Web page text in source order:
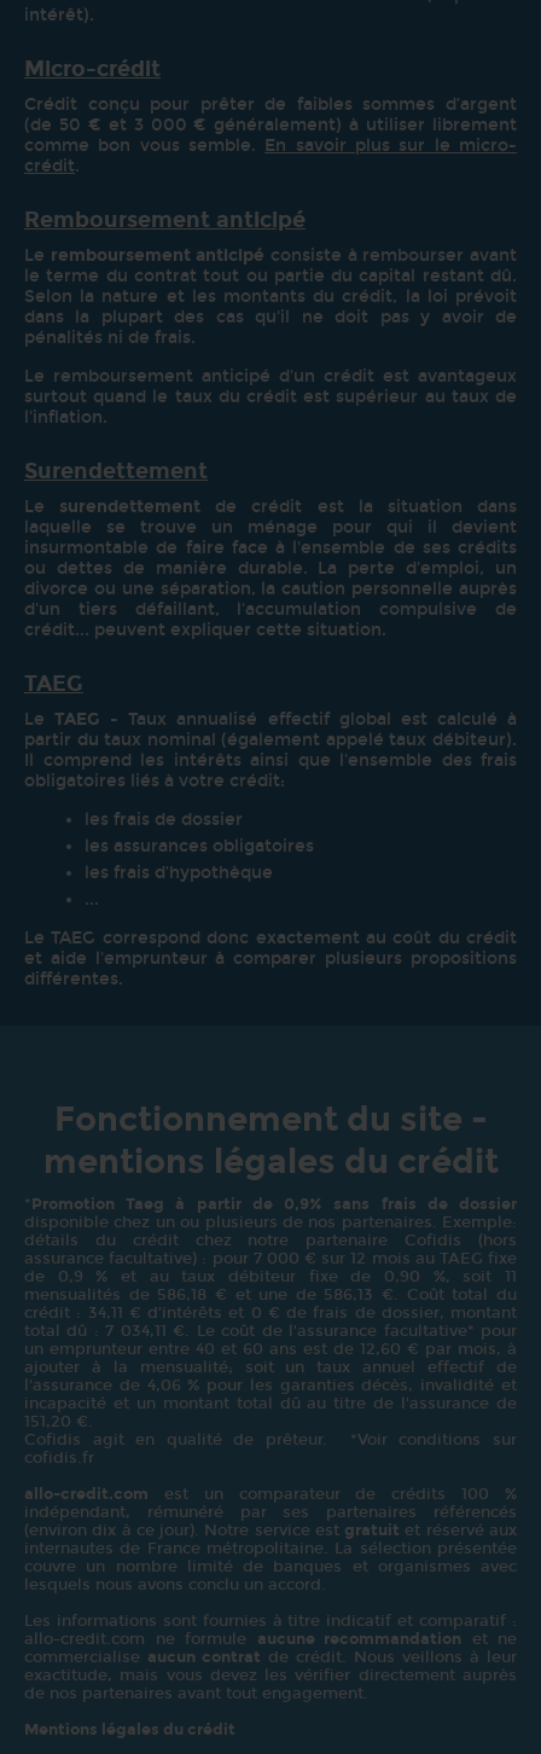
intérêt).
Micro-crédit
Crédit conçu pour prêter de faibles sommes d’argent
(de 50 € et 3 000 € généralement) à utiliser librement
comme bon vous semble. En savoir plus sur le micro-
crédit.
Remboursement anticipé
Le remboursement anticipé consiste à rembourser avant
le terme du contrat tout ou partie du capital restant dû.
Selon la nature et les montants du crédit, la loi prévoit
dans la plupart des cas qu'il ne doit pas y avoir de
pénalités ni de frais.
Le remboursement anticipé d'un crédit est avantageux
surtout quand le taux du crédit est supérieur au taux de
l'inflation.
Surendettement
Le surendettement de crédit est la situation dans
laquelle se trouve un ménage pour qui il devient
insurmontable de faire face à l'ensemble de ses crédits
ou dettes de manière durable. La perte d'emploi, un
divorce ou une séparation, la caution personnelle auprès
d'un tiers défaillant, l'accumulation compulsive de
crédit... peuvent expliquer cette situation.
TAEG
LeTAEG - Taux annualisé effectif global est calculé à
partir du taux nominal (également appelé taux débiteur).
Il comprend les intérêts ainsi que l'ensemble des frais
obligatoires liés à votre crédit:
les frais de dossier
les assurances obligatoires
les frais d'hypothèque
...
Le TAEG correspond donc exactement au coût du crédit
et aide l'emprunteur à comparer plusieurs propositions
différentes.
Fonctionnement du site -
mentions légales du crédit
* Promotion Taeg à partir de 0,9% sans frais de dossier
disponible chez un ou plusieurs de nos partenaires. Exemple:
détails du crédit chez notre partenaire Cofidis (hors
assurance facultative) : pour 7 000 € sur 12 mois au TAEG fixe
de 0,9 % et au taux débiteur fixe de 0,90 %, soit 11
mensualités de 586,18 € et une de 586,13 €. Coût total du
crédit : 34,11 € d’intérêts et 0 € de frais de dossier, montant
total dû : 7 034,11 €. Le coût de l'assurance facultative* pour
un emprunteur entre 40 et 60 ans est de 12,60 € par mois, à
ajouter à la mensualité; soit un taux annuel effectif de
l'assurance de 4,06 % pour les garanties décès, invalidité et
incapacité et un montant total dû au titre de l'assurance de
151,20 €.
Cofidis agit en qualité de prêteur. *Voir conditions sur
cofidis.fr
allo-credit.com est un comparateur de crédits 100 %
indépendant, rémunéré par ses partenaires référencés
(environ dix à ce jour). Notre service est gratuit et réservé aux
internautes de France métropolitaine. La sélection présentée
couvre un nombre limité de banques et organismes avec
lesquels nous avons conclu un accord.
Les informations sont fournies à titre indicatif et comparatif :
allo-credit.com ne formule aucune recommandation et ne
commercialise aucun contrat de crédit. Nous veillons à leur
exactitude, mais vous devez les vérifier directement auprès
de nos partenaires avant tout engagement.
Mentions légales du crédit